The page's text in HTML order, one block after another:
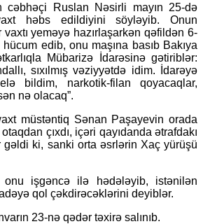
cəbhəçi Ruslan Nəsirli mayın 25-də
həbs edildiyini söyləyib. Onun
yeməyə hazırlaşarkən qəfildən 6-
edib, onu maşına basıb Bakıya
Mübarizə İdarəsinə gətiriblər:
sıxılmış vəziyyətdə idim. İdarəyə
bildim, narkotik-filan qoyacaqlar,
nə olacaq”.
müstəntiq Sənan Paşayevin orada
çıxdı, içəri qayıdanda ətrafdakı
ki, sanki orta əsrlərin Xaç yürüşü
işgəncə ilə hədələyib, istənilən
qol çəkdirəcəklərini deyiblər.
23-nə qədər təxirə salınıb.